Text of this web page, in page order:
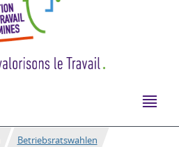
Betriebsratswahlen